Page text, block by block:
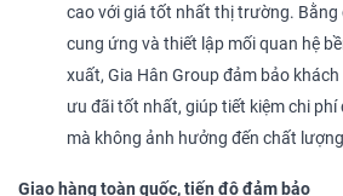
cao với giá tốt nhất thị trường.
cung ứng và thiết lập mối quan hệ
xuất, Gia Hân Group đảm bảo
ưu đãi tốt nhất, giúp tiết kiệm chi phí
mà không ảnh hưởng đến chất
Giao hàng toàn quốc, tiến độ đảm bảo